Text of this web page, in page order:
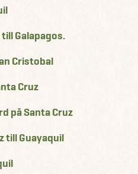
Galapagos.
Cristobal
Cruz
på Santa Cruz
till Guayaquil